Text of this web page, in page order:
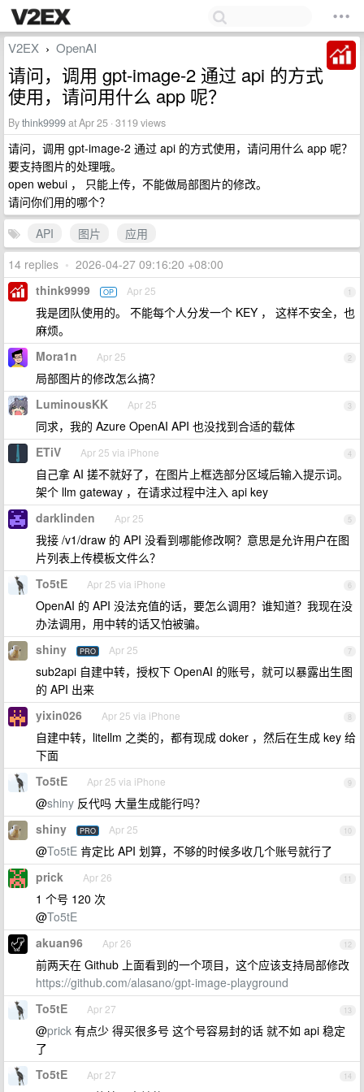
V2EX › OpenAI
请问，调用 gpt-image-2 通过 api 的方式
使用，请问用什么 app 呢？
Bythink9999at Apr 25 · 3119 views
请问，调用 gpt-image-2 通过 api 的方式使用，请问用什么 app 呢？
要支持图片的处理哦。
open webui ， 只能上传，不能做局部图片的修改。
请问你们用的哪个？
API
图片
应用
14 replies • 2026-04-27 09:16:20 +08:00
1
think9999 OP Apr 25
我是团队使用的。 不能每个人分发一个 KEY ， 这样不安全，也
麻烦。
2
Mora1n Apr 25
局部图片的修改怎么搞？
3
LuminousKK Apr 25
同求，我的 Azure OpenAI API 也没找到合适的载体
4
ETiV Apr 25 via iPhone
自己拿 AI 搓不就好了，在图片上框选部分区域后输入提示词。
架个 llm gateway ，在请求过程中注入 api key
5
darklinden Apr 25
我接 /v1/draw 的 API 没看到哪能修改啊？意思是允许用户在图
片列表上传模板文件么？
6
To5tE Apr 25 via iPhone
OpenAI 的 API 没法充值的话，要怎么调用？谁知道？我现在没
办法调用，用中转的话又怕被骗。
7
shiny PRO Apr 25
sub2api 自建中转，授权下 OpenAI 的账号，就可以暴露出生图
的 API 出来
8
yixin026 Apr 25 via iPhone
自建中转，litellm 之类的，都有现成 doker ，然后在生成 key 给
下面
9
To5tE Apr 25 via iPhone
@shiny 反代吗 大量生成能行吗？
10
shiny PRO Apr 25
@To5tE 肯定比 API 划算，不够的时候多收几个账号就行了
11
prick Apr 26
1 个号 120 次
@To5tE
12
akuan96 Apr 26
前两天在 Github 上面看到的一个项目，这个应该支持局部修改
https://github.com/alasano/gpt-image-playground
13
To5tE Apr 27
@prick 有点少 得买很多号 这个号容易封的话 就不如 api 稳定
了
14
To5tE Apr 27